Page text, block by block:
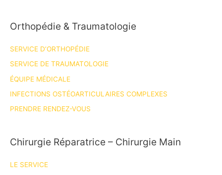
Orthopédie & Traumatologie
SERVICE D’ORTHOPÉDIE
SERVICE DE TRAUMATOLOGIE
ÉQUIPE MÉDICALE
INFECTIONS OSTÉOARTICULAIRES COMPLEXES
PRENDRE RENDEZ-VOUS
Chirurgie Réparatrice – Chirurgie Main
LE SERVICE